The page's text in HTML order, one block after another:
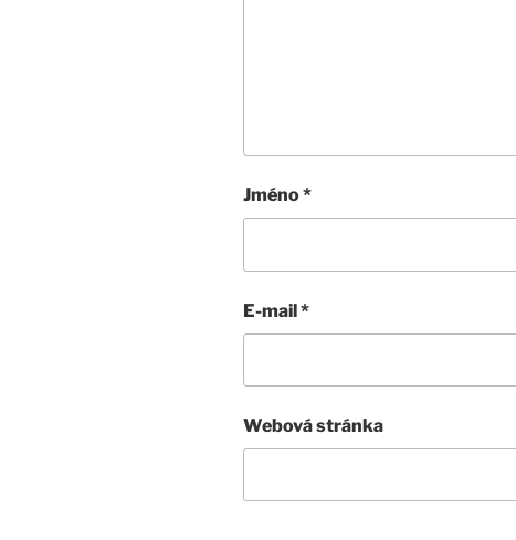
Jméno*
E-mail*
Webová stránka